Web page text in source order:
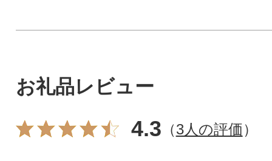
お礼品レビュー
4.3 （3人の評価）